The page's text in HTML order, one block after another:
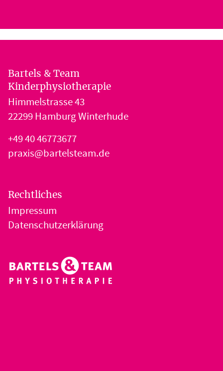
Bartels & Team
Kinderphysiotherapie
Himmelstrasse 43
22299 Hamburg Winterhude
+49 40 46773677
praxis@bartelsteam.de
Rechtliches
Impressum
Datenschutzerklärung